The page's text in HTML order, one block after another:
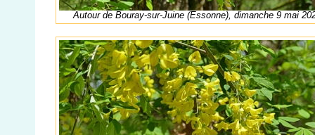
Autour de Bouray-sur-Juine (Essonne), dimanche 9 mai